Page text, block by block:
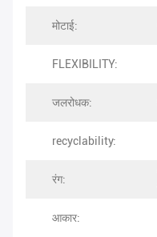
मोटाई:
FLEXIBILITY:
जलरोधक:
recyclability:
रंग:
आकार: